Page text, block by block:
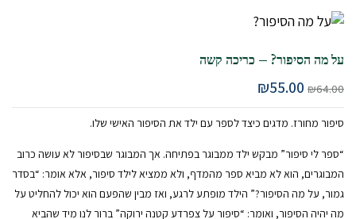
על מה הסיפור? – כריכה קשה
₪64.00 המחיר
המקורי
היה:
₪64.00.
₪55.00
הנוכחי
הוא:
₪55.00.
סיפור מחורז. מדגים כיצד לספר עם ילד את הסיפור האישי שלו.
“ספר לי סיפור” מבקש ילד ממבוגר בפתיחה. אך המבוגר שבסיפור לא עושה כרוב
המבוגרים, הוא לא מביא ספר מהמדף, ולא ממציא לילד סיפור, אלא אומר: “בסדר
גמור, על מה הסיפור?” הילד מופתע לרגע, ואז מבין שהפעם הוא יכול להחליט על
מה יהיה הסיפור, ואומר: “סיפור על צפרדע קטנה ירוקה” ברור לנו מיד שהביא